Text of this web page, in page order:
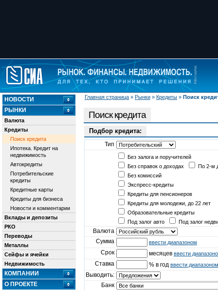
Главная страница » Рынки » Кредиты » Поиск
НОВОСТИ
РЫНКИ
Валюта
Кредиты
Поиск кредита
Ипотека. Кредит на
недвижимость
Автокредиты
Потребительские
кредиты
Кредитные карты
Кредиты для бизнеса
Новости и комментарии
Вклады и депозиты
РКО
Переводы
Металлы
Сейфы и ячейки
Недвижимость
КОМПАНИИ
О ПРОЕКТЕ
Поиск кредита
Подбор кредита:
Тип
Без залога и поручителей
Без справок о доходах
По 2-м
Без комиссий
Экспресс-кредиты
Кредиты для пенсионеров
Кредиты для молодежи, до 22 лет
Образовательные кредиты
Под залог авто
Под залог
Валюта
Сумма
ввести диапазоном
Срок месяцев ввести
Ставка % в год ввести диапазоном
Выводить:
Банк